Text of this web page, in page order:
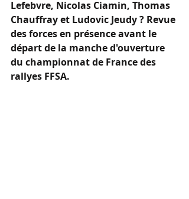
Lefebvre, Nicolas Ciamin, Thomas
Chauffray et Ludovic Jeudy ? Revue
des forces en présence avant le
départ de la manche d'ouverture
du championnat de France des
rallyes FFSA.